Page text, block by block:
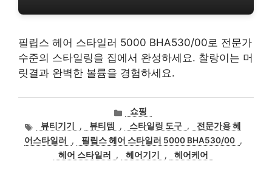
필립스 헤어 스타일러 5000 BHA530/00로 전문가
수준의 스타일링을 집에서 완성하세요. 찰랑이는 머
릿결과 완벽한 볼륨을 경험하세요.
카
테
고
리
쇼핑
태
그
뷰티기기 , 뷰티템 , 스타일링 도구 ,
전문가용 헤
어스타일러
, 필립스 헤어 스타일러 5000 BHA530/00 ,
헤어 스타일러
, 헤어기기 , 헤어케어